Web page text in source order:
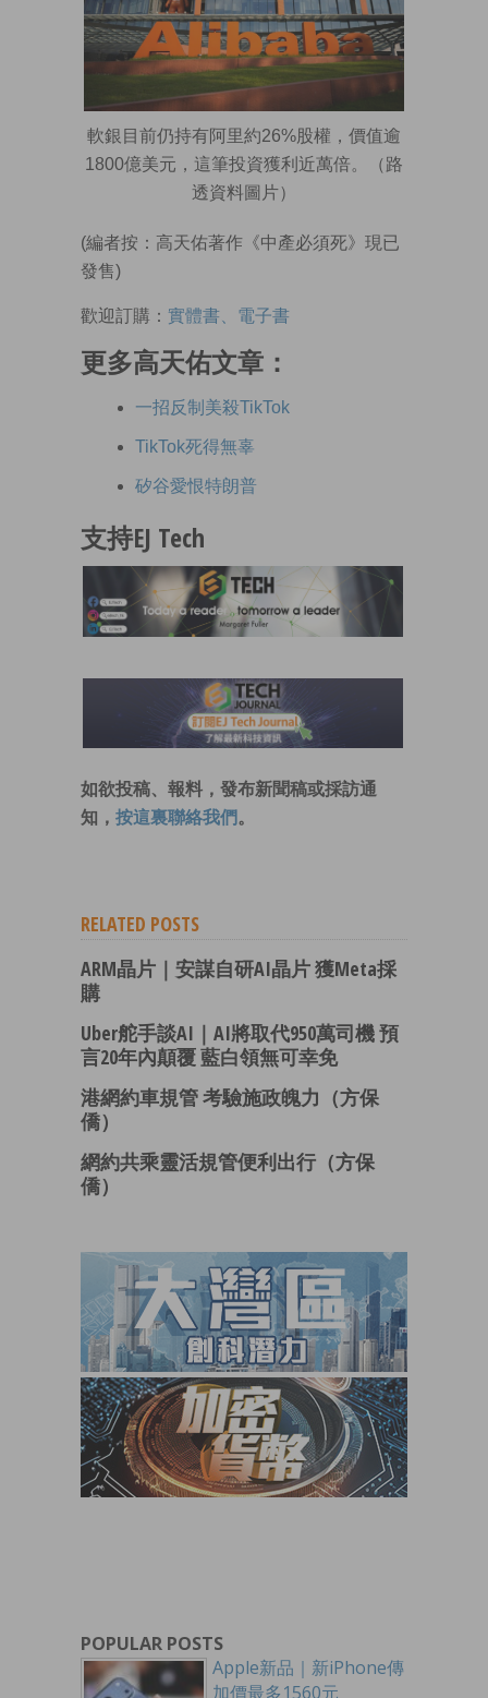
軟銀目前仍持有阿里約26%股權，價值逾
1800億美元，這筆投資獲利近萬倍。（路
透資料圖片）
(編者按：高天佑著作《中產必須死》現已
發售)
歡迎訂購： 實體書、電子書
更多高天佑文章：
一招反制美殺TikTok
TikTok死得無辜
矽谷愛恨特朗普
支持EJ Tech
如欲投稿、報料，發布新聞稿或採訪通
知， 按這裏聯絡我們。
RELATED POSTS
ARM晶片｜安謀自研AI晶片 獲Meta採
購
Uber舵手談AI｜AI將取代950萬司機 預
言20年內顛覆 藍白領無可幸免
港網約車規管 考驗施政魄力（方保
僑）
網約共乘靈活規管便利出行（方保
僑）
POPULAR POSTS
Apple新品｜新iPhone傳
加價最多1560元